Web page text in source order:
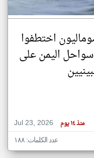
اختطفوا
سواحل اليمن على
Jul 23, 2026
منذ ١٤ يوم
عدد الكلمات: ١٨٨